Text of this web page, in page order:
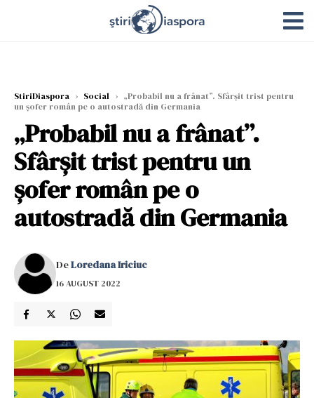
StiriDiaspora › Social › „Probabil nu a frânat”. Sfârșit trist pentru
un șofer român pe o autostradă din Germania
„Probabil nu a frânat”.
Sfârșit trist pentru un
șofer român pe o
autostradă din Germania
DeLoredana Iriciuc
16 AUGUST 2022